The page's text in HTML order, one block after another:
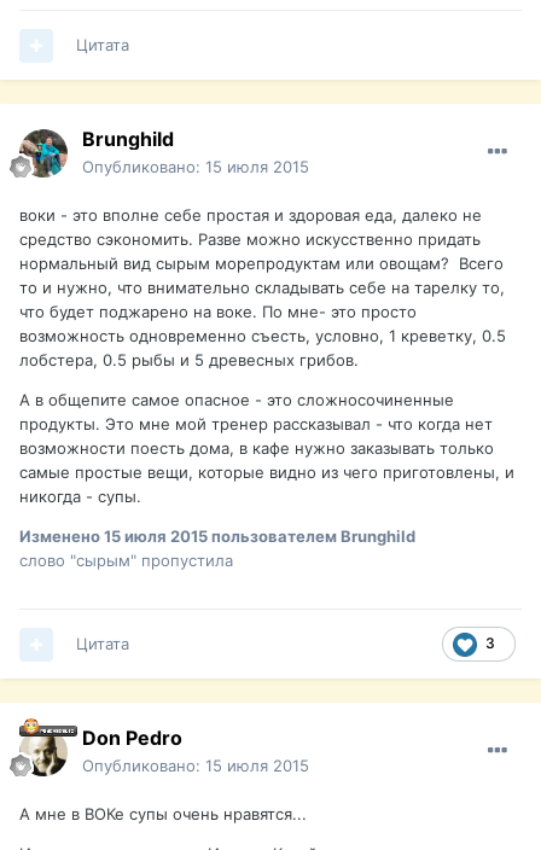
Цитата
Brunghild
Опубликовано: 15 июля 2015
воки - это вполне себе простая и здоровая еда, далеко не
средство сэкономить. Разве можно искусственно придать
нормальный вид сырым морепродуктам или овощам? Всего
то и нужно, что внимательно складывать себе на тарелку то,
что будет поджарено на воке. По мне- это просто
возможность одновременно съесть, условно, 1 креветку, 0.5
лобстера, 0.5 рыбы и 5 древесных грибов.
А в общепите самое опасное - это сложносочиненные
продукты. Это мне мой тренер рассказывал - что когда нет
возможности поесть дома, в кафе нужно заказывать только
самые простые вещи, которые видно из чего приготовлены, и
никогда - супы.
Изменено15 июля 2015пользователем Brunghild
слово "сырым" пропустила
3
Цитата
Don Pedro
Опубликовано: 15 июля 2015
А мне в ВОКе супы очень нравятся...